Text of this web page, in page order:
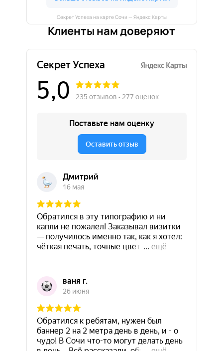
Секрет Успеха на карте Сочи — Яндекс Карты
Клиенты нам доверяют